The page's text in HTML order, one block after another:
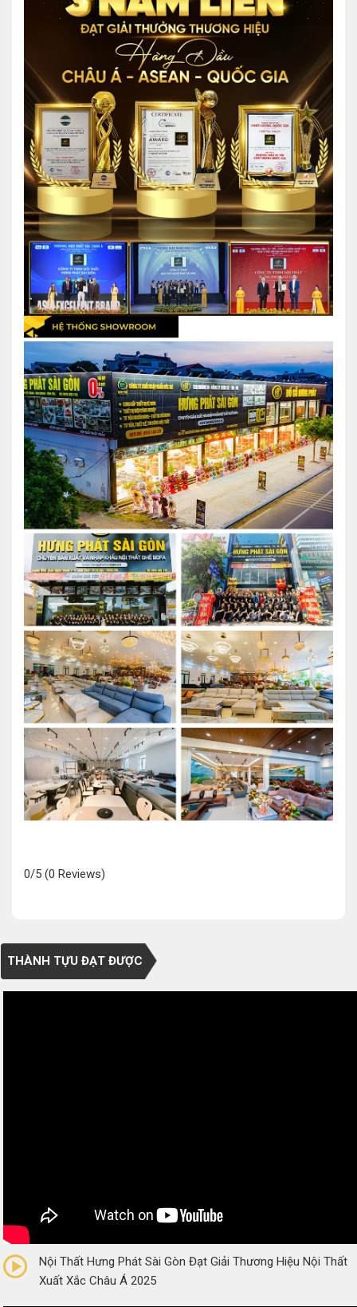
0/5 (0 Reviews)
THÀNH TỰU ĐẠT ĐƯỢC
(0 Reviews)
Nội Thất Hưng Phát Sài Gòn Đạt Giải Thương Hiệu Nội Thất
Xuất Xắc Châu Á 2025